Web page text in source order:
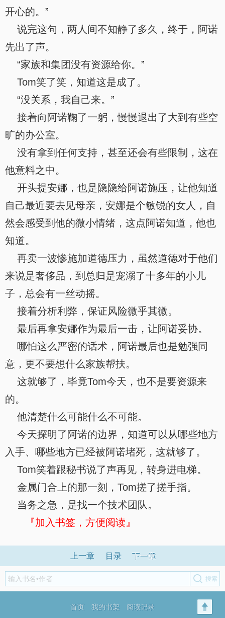
开心的。”
说完这句，两人间不知静了多久，终于，阿诺
先出了声。
“家族和集团没有资源给你。”
Tom笑了笑，知道这是成了。
“没关系，我自己来。”
接着向阿诺鞠了一躬，慢慢退出了大到有些空
旷的办公室。
没有拿到任何支持，甚至还会有些限制，这在
他意料之中。
开头提安娜，也是隐隐给阿诺施压，让他知道
自己最近要去见母亲，安娜是个敏锐的女人，自
然会感受到他的微小情绪，这点阿诺知道，他也
知道。
再卖一波惨施加道德压力，虽然道德对于他们
来说是奢侈品，到总归是宠溺了十多年的小儿
子，总会有一丝动摇。
接着分析利弊，保证风险微乎其微。
最后再拿安娜作为最后一击，让阿诺妥协。
哪怕这么严密的话术，阿诺最后也是勉强同
意，更不要想什么家族帮扶。
这就够了，毕竟Tom今天，也不是要资源来
的。
他清楚什么可能什么不可能。
今天探明了阿诺的边界，知道可以从哪些地方
入手、哪些地方已经被阿诺堵死，这就够了。
Tom笑着跟秘书说了声再见，转身进电梯。
金属门合上的那一刻，Tom搓了搓手指。
当务之急，是找一个技术团队。
『加入书签，方便阅读』
上一章 目录 下一章
首页 我的书架 阅读记录